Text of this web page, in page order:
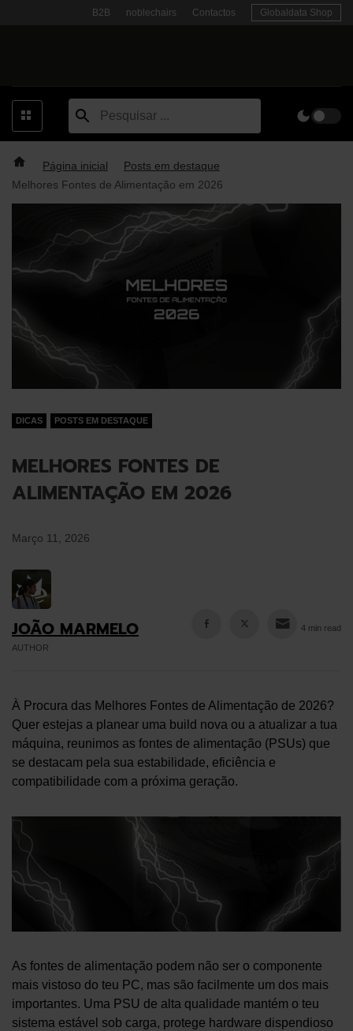
B2B noblechairs Contactos Globaldata Shop
Página inicial
Posts em destaque
Melhores Fontes de Alimentação em 2026
DICAS POSTS EM DESTAQUE
MELHORES FONTES DE
ALIMENTAÇÃO EM 2026
Março 11, 2026
JOÃO MARMELO
AUTHOR
4 min read
À Procura das Melhores Fontes de Alimentação de 2026?
Quer estejas a planear uma build nova ou a atualizar a tua
máquina, reunimos as fontes de alimentação (PSUs) que
se destacam pela sua estabilidade, eficiência e
compatibilidade com a próxima geração.
As fontes de alimentação podem não ser o componente
mais vistoso do teu PC, mas são facilmente um dos mais
importantes. Uma PSU de alta qualidade mantém o teu
sistema estável sob carga, protege hardware dispendioso